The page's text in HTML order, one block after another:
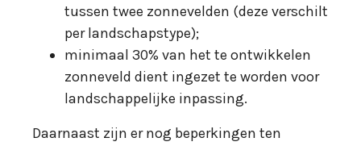
tussen twee zonnevelden (deze verschilt
per landschapstype);
minimaal 30% van het te ontwikkelen
zonneveld dient ingezet te worden voor
landschappelijke inpassing.
Daarnaast zijn er nog beperkingen ten